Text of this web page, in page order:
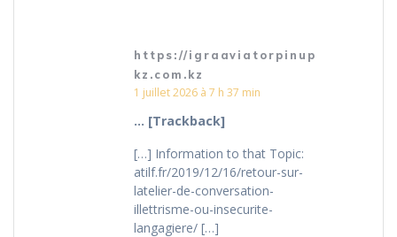
https://igraaviatorpinup
kz.com.kz
1 juillet 2026 à 7 h 37 min
… [Trackback]
[…] Information to that Topic:
atilf.fr/2019/12/16/retour-sur-
latelier-de-conversation-
illettrisme-ou-insecurite-
langagiere/ […]